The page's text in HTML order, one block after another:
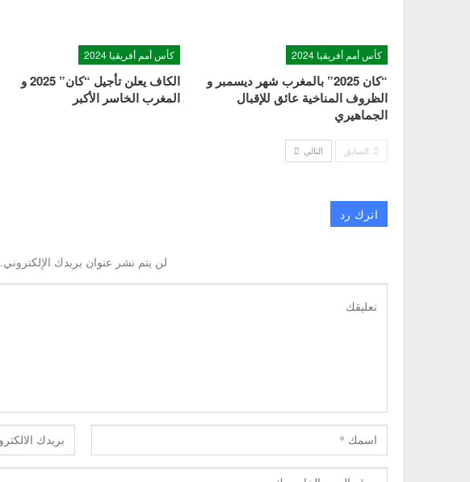
كأس أمم أفريقيا 2024
“كان 2025” بالمغرب شهر ديسمبر و
الظروف المناخية عائق للإقبال
الجماهيري
كأس أمم أفريقيا 2024
الكاف يعلن تأجيل “كان” 2025 و
المغرب الخاسر الأكبر
السابق التالي
اترك رد
لن يتم نشر عنوان بريدك الإلكتروني.